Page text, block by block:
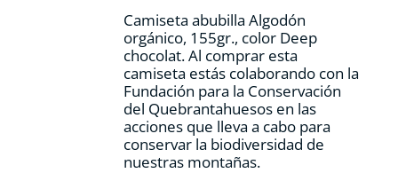
página
de
producto
Camiseta abubilla Algodón
orgánico, 155gr., color Deep
chocolat. Al comprar esta
camiseta estás colaborando con la
Fundación para la Conservación
del Quebrantahuesos en las
acciones que lleva a cabo para
conservar la biodiversidad de
nuestras montañas.